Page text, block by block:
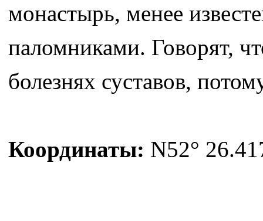
монастырь, менее
паломниками. Говорят,
болезнях суставов,
Координаты: N52°